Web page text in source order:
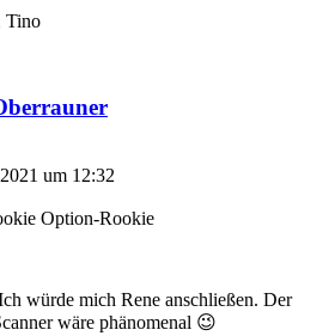
Tino
um 12:32
Option-Rookie
würde mich Rene anschließen. Der
wäre phänomenal 😉